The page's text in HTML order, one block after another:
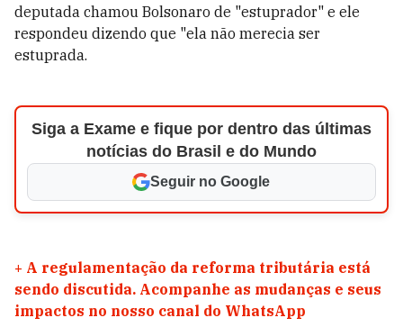
deputada chamou Bolsonaro de "estuprador" e ele
respondeu dizendo que "ela não merecia ser
estuprada.
Siga a Exame e fique por dentro das últimas
notícias do Brasil e do Mundo
Seguir no Google
+ A regulamentação da reforma tributária está
sendo discutida. Acompanhe as mudanças e seus
impactos no nosso canal do WhatsApp